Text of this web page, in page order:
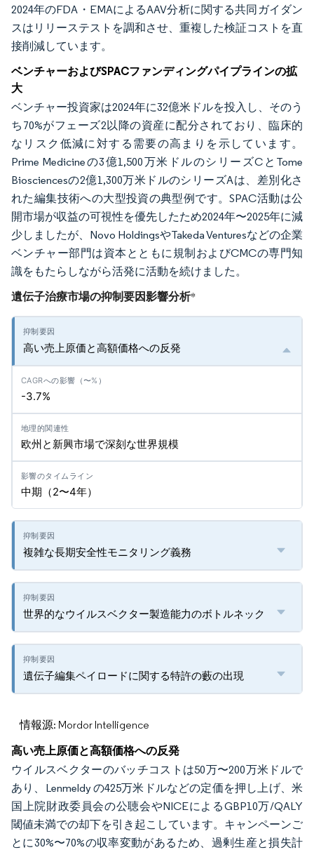
2024年のFDA・EMAによるAAV分析に関する共同ガイダン
スはリリーステストを調和させ、重複した検証コストを直
接削減しています。
ベンチャーおよびSPACファンディングパイプラインの拡
大
ベンチャー投資家は2024年に32億米ドルを投入し、そのう
ち70%がフェーズ2以降の資産に配分されており、臨床的
なリスク低減に対する需要の高まりを示しています。
Prime Medicineの3億1,500万米ドルのシリーズCとTome
Biosciencesの2億1,300万米ドルのシリーズAは、差別化さ
れた編集技術への大型投資の典型例です。SPAC活動は公
開市場が収益の可視性を優先したため2024年〜2025年に減
少しましたが、Novo HoldingsやTakeda Venturesなどの企業
ベンチャー部門は資本とともに規制およびCMCの専門知
識をもたらしながら活発に活動を続けました。
遺伝子治療市場の抑制要因影響分析*
高い売上原価と高額価格への反発
-3.7%
欧州と新興市場で深刻な世界規模
中期（2〜4年）
複雑な長期安全性モニタリング義務
世界的なウイルスベクター製造能力のボトルネック
遺伝子編集ペイロードに関する特許の藪の出現
情報源: Mordor Intelligence
高い売上原価と高額価格への反発
ウイルスベクターのバッチコストは50万〜200万米ドルで
あり、Lenmeldy の425万米ドルなどの定価を押し上げ、米
国上院財政委員会の公聴会やNICEによるGBP10万/QALY
閾値未満での却下を引き起こしています。キャンペーンご
とに30%〜70%の収率変動があるため、過剰生産と損失計